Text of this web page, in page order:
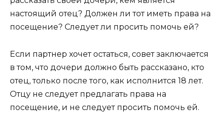
настоящий отец? Должен ли тот иметь права на
посещение? Следует ли просить помочь ей?
Если партнер хочет остаться, совет заключается
в том, что дочери должно быть рассказано, кто
отец, только после того, как исполнится 18 лет.
Отцу не следует предлагать права на
посещение, и не следует просить помочь ей.